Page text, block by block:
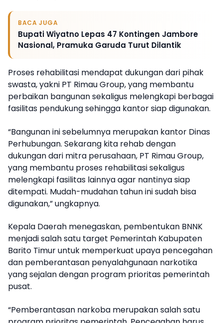
BACA JUGA
Bupati Wiyatno Lepas 47 Kontingen Jambore
Nasional, Pramuka Garuda Turut Dilantik
Proses rehabilitasi mendapat dukungan dari pihak
swasta, yakni PT Rimau Group, yang membantu
perbaikan bangunan sekaligus melengkapi berbagai
fasilitas pendukung sehingga kantor siap digunakan.
“Bangunan ini sebelumnya merupakan kantor Dinas
Perhubungan. Sekarang kita rehab dengan
dukungan dari mitra perusahaan, PT Rimau Group,
yang membantu proses rehabilitasi sekaligus
melengkapi fasilitas lainnya agar nantinya siap
ditempati. Mudah-mudahan tahun ini sudah bisa
digunakan,” ungkapnya.
Kepala Daerah menegaskan, pembentukan BNNK
menjadi salah satu target Pemerintah Kabupaten
Barito Timur untuk memperkuat upaya pencegahan
dan pemberantasan penyalahgunaan narkotika
yang sejalan dengan program prioritas pemerintah
pusat.
“Pemberantasan narkoba merupakan salah satu